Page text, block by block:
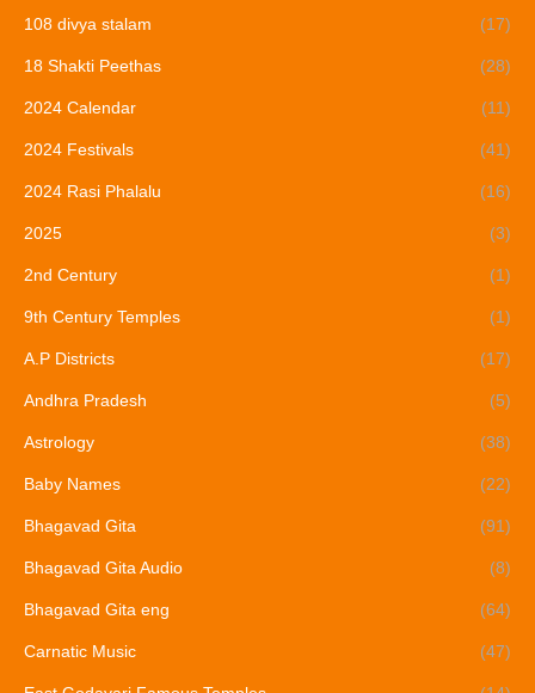
108 divya stalam (17)
18 Shakti Peethas (28)
2024 Calendar (11)
2024 Festivals (41)
2024 Rasi Phalalu (16)
2025 (3)
2nd Century (1)
9th Century Temples (1)
A.P Districts (17)
Andhra Pradesh (5)
Astrology (38)
Baby Names (22)
Bhagavad Gita (91)
Bhagavad Gita Audio (8)
Bhagavad Gita eng (64)
Carnatic Music (47)